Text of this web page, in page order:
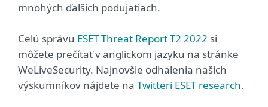
mnohých ďalších podujatiach.
Celú správu ESET Threat Report T2 2022 si
môžete prečítať v anglickom jazyku na stránke
WeLiveSecurity. Najnovšie odhalenia našich
výskumníkov nájdete na Twitteri ESET research.